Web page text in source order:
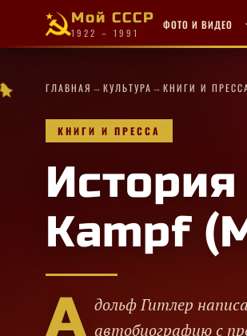
Мой СССР
1922 – 1991
ФОТО И ВИДЕО
✦
★
·
·
★
✦
★★
★
·
★
★
★
✦
·
·✧
✧
✧
✧
★✦
★
★ ГЛАВНАЯ → КУЛЬТУРА → КНИГИ И
КНИГИ И ПРЕССА
Kampf
А дольф Гитлер
автобиографию с